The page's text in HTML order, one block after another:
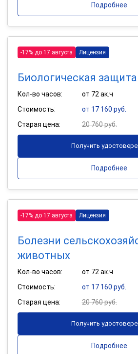
Подробнее
-17% до 17 августа Лицензия
Биологическая защита
Кол-во часов:
от 72 ак.ч
Стоимость:
от 17 160 руб.
Старая цена:
20 760 руб.
Получить
Подробнее
-17% до 17 августа Лицензия
Болезни
животных
Кол-во часов:
от 72 ак.ч
Стоимость:
от 17 160 руб.
Старая цена:
20 760 руб.
Получить
Подробнее